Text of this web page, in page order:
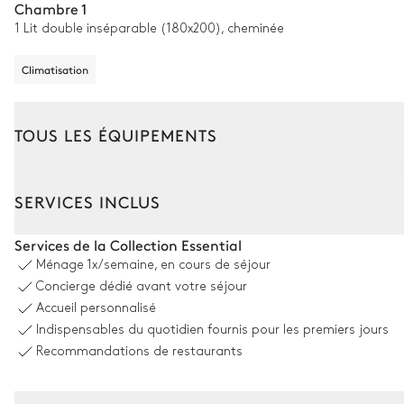
Chambre 1
1 Lit double inséparable (180x200), cheminée
Climatisation
TOUS LES ÉQUIPEMENTS
Climatisation
2Canapés
Fauteuils
SERVICES INCLUS
Services de la Collection Essential
Ménage 1x/semaine, en cours de séjour
Concierge dédié avant votre séjour
Accueil personnalisé
Indispensables du quotidien fournis pour les premiers jours
Recommandations de restaurants